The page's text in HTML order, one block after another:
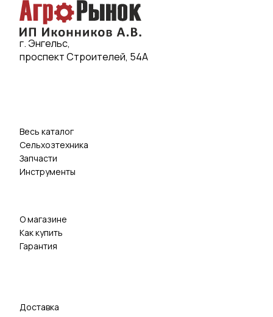
г. Энгельс,
проспект Строителей, 54А
Весь каталог
Сельхозтехника
Запчасти
Инструменты
О магазине
Как купить
Гарантия
Доставка